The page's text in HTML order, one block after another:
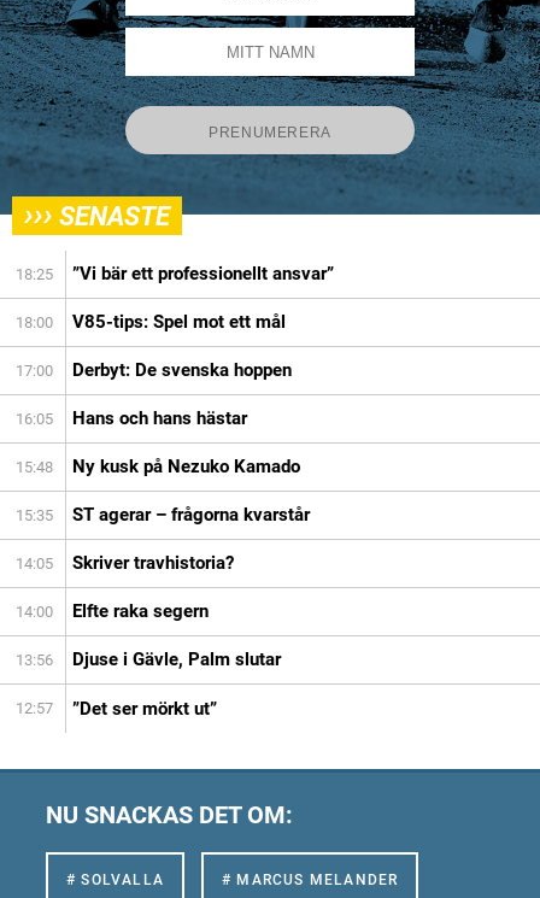
››› SENASTE
18:25 ”Vi bär ett professionellt ansvar”
18:00 V85-tips: Spel mot ett mål
17:00 Derbyt: De svenska hoppen
16:05 Hans och hans hästar
15:48 Ny kusk på Nezuko Kamado
15:35 ST agerar – frågorna kvarstår
14:05 Skriver travhistoria?
14:00 Elfte raka segern
13:56 Djuse i Gävle, Palm slutar
12:57 ”Det ser mörkt ut”
NU SNACKAS DET OM:
# SOLVALLA # MARCUS MELANDER